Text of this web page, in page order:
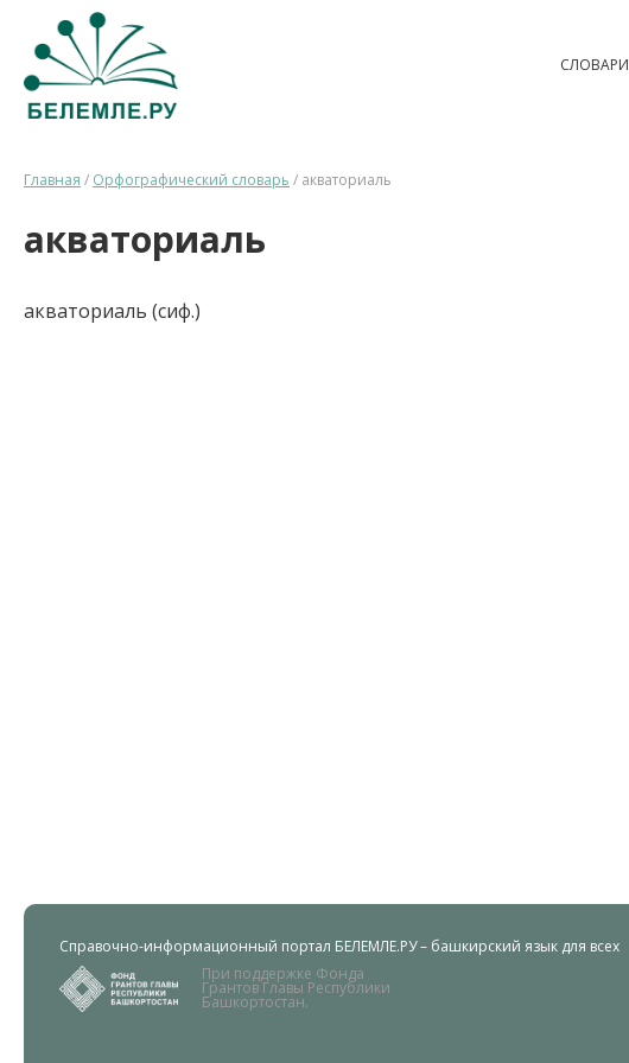
СЛОВАРИ
Главная / Орфографический словарь / акваториаль
акваториаль
акваториаль (сиф.)
Справочно-информационный портал БЕЛЕМЛЕ.РУ – башкирский язык для всех
При поддержке Фонда
Грантов Главы Республики
Башкортостан.